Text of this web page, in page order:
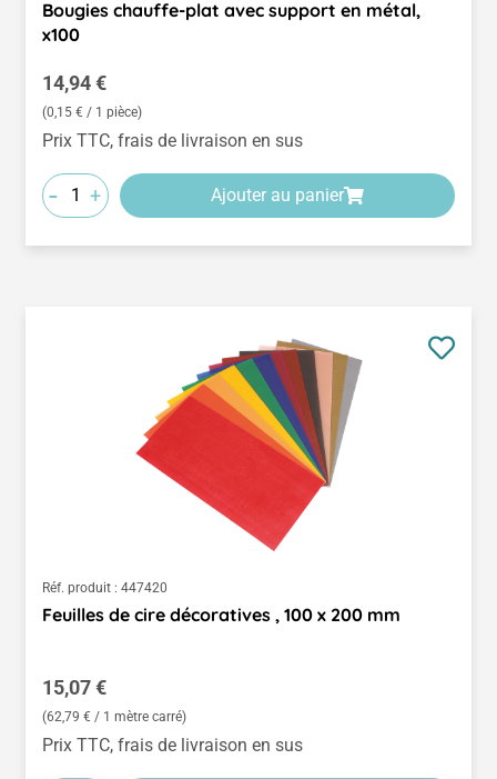
Bougies chauffe-plat avec support en métal,
x100
Prix régulier :
14,94 €
(0,15 € / 1 pièce)
Prix TTC, frais de livraison en sus
- + Ajouter au panier
Réf. produit : 447420
Feuilles de cire décoratives , 100 x 200 mm
Prix régulier :
15,07 €
(62,79 € / 1 mètre carré)
Prix TTC, frais de livraison en sus